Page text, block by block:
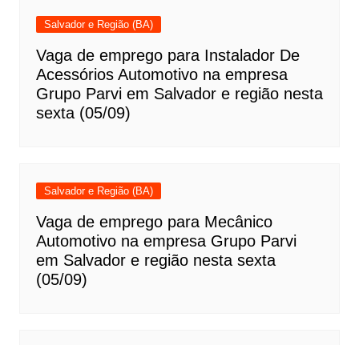
Salvador e Região (BA)
Vaga de emprego para Instalador De
Acessórios Automotivo na empresa
Grupo Parvi em Salvador e região nesta
sexta (05/09)
Salvador e Região (BA)
Vaga de emprego para Mecânico
Automotivo na empresa Grupo Parvi
em Salvador e região nesta sexta
(05/09)